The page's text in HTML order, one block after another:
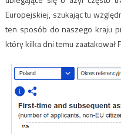
Europejskiej, szukając tu
ten sposób do naszego kraju
który kilka dni temu zaatakował